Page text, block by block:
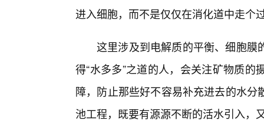
进入细胞，而不是仅仅在消化道中走个
这里涉及到电解质的平衡、细胞膜
得“水多多”之道的人，会关注矿物质
障，防止那些好不容易补充进去的水
池工程，既要有源源不断的活水引入，